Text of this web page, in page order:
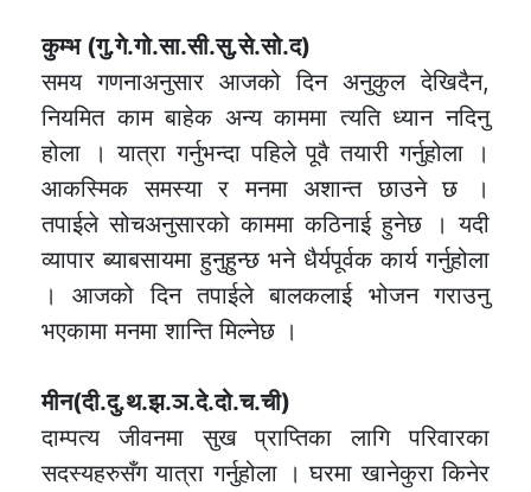
कुम्भ (गु.गे.गो.सा.सी.सु.से.सो.द)
समय गणनाअनुसार आजको दिन अनुकुल देखिदैन,
नियमित काम बाहेक अन्य काममा त्यति ध्यान नदिनु
होला । यात्रा गर्नुभन्दा पहिले पूवै तयारी गर्नुहोला ।
आकस्मिक समस्या र मनमा अशान्त छाउने छ ।
तपाईले सोचअनुसारको काममा कठिनाई हुनेछ । यदी
व्यापार ब्याबसायमा हुनुहुन्छ भने धैर्यपूर्वक कार्य गर्नुहोला
। आजको दिन तपाईले बालकलाई भोजन गराउनु
भएकामा मनमा शान्ति मिल्नेछ ।
मीन(दी.दु.थ.झ.ञ.दे.दो.च.ची)
दाम्पत्य जीवनमा सुख प्राप्तिका लागि परिवारका
सदस्यहरुसँग यात्रा गर्नुहोला । घरमा खानेकुरा किनेर